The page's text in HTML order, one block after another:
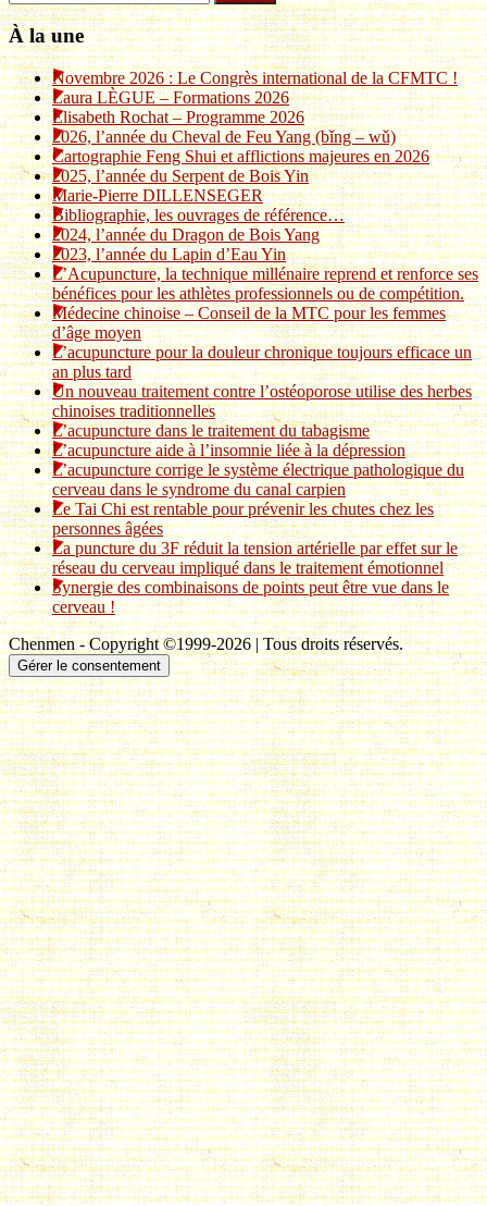
À la une
Novembre 2026 : Le Congrès international de la CFMTC !
Laura LÈGUE – Formations 2026
Elisabeth Rochat – Programme 2026
2026, l’année du Cheval de Feu Yang (bǐng – wǔ)
Cartographie Feng Shui et afflictions majeures en 2026
2025, l’année du Serpent de Bois Yin
Marie-Pierre DILLENSEGER
Bibliographie, les ouvrages de référence…
2024, l’année du Dragon de Bois Yang
2023, l’année du Lapin d’Eau Yin
L’Acupuncture, la technique millénaire reprend et renforce ses
bénéfices pour les athlètes professionnels ou de compétition.
Médecine chinoise – Conseil de la MTC pour les femmes
d’âge moyen
L’acupuncture pour la douleur chronique toujours efficace un
an plus tard
Un nouveau traitement contre l’ostéoporose utilise des herbes
chinoises traditionnelles
L’acupuncture dans le traitement du tabagisme
L’acupuncture aide à l’insomnie liée à la dépression
L’acupuncture corrige le système électrique pathologique du
cerveau dans le syndrome du canal carpien
Le Tai Chi est rentable pour prévenir les chutes chez les
personnes âgées
La puncture du 3F réduit la tension artérielle par effet sur le
réseau du cerveau impliqué dans le traitement émotionnel
Synergie des combinaisons de points peut être vue dans le
cerveau !
Chenmen - Copyright ©1999-2026 | Tous droits réservés.
Gérer le consentement